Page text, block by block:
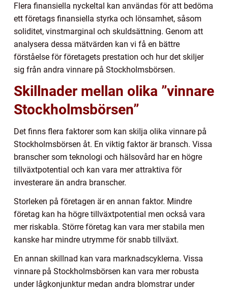
Flera finansiella nyckeltal kan användas för att bedöma
ett företags finansiella styrka och lönsamhet, såsom
soliditet, vinstmarginal och skuldsättning. Genom att
analysera dessa mätvärden kan vi få en bättre
förståelse för företagets prestation och hur det skiljer
sig från andra vinnare på Stockholmsbörsen.
Skillnader mellan olika ”vinnare
Stockholmsbörsen”
Det finns flera faktorer som kan skilja olika vinnare på
Stockholmsbörsen åt. En viktig faktor är bransch. Vissa
branscher som teknologi och hälsovård har en högre
tillväxtpotential och kan vara mer attraktiva för
investerare än andra branscher.
Storleken på företagen är en annan faktor. Mindre
företag kan ha högre tillväxtpotential men också vara
mer riskabla. Större företag kan vara mer stabila men
kanske har mindre utrymme för snabb tillväxt.
En annan skillnad kan vara marknadscyklerna. Vissa
vinnare på Stockholmsbörsen kan vara mer robusta
under lågkonjunktur medan andra blomstrar under